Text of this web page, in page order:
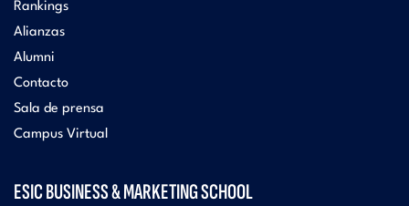
Rankings
Alianzas
Alumni
Contacto
Sala de prensa
Campus Virtual
ESIC BUSINESS & MARKETING SCHOOL